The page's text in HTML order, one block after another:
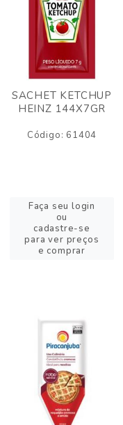
SACHET KETCHUP
HEINZ 144X7GR
Código: 61404
Faça seu login
ou
cadastre-se
para ver preços
e comprar